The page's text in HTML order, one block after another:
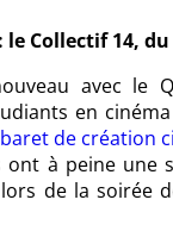
: le Collectif 14,
avec le
en
de création
ont à peine une
de la soirée